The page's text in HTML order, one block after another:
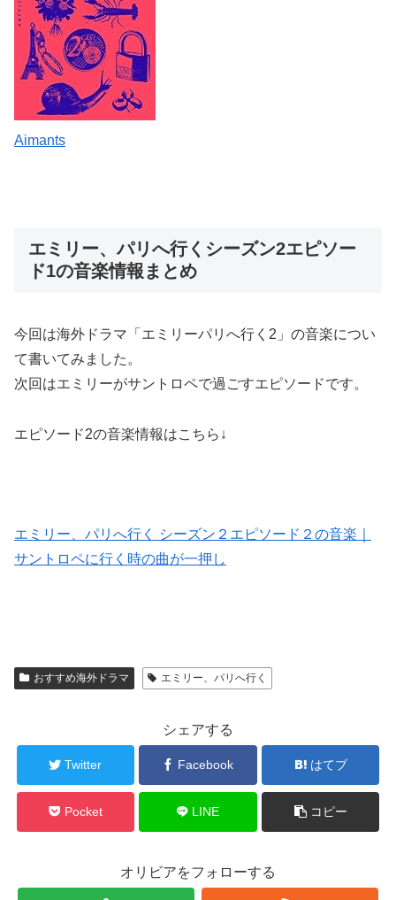
Aimants
エミリー、パリへ行くシーズン2エピソー
ド1の音楽情報まとめ
今回は海外ドラマ「エミリーパリへ行く2」の音楽につい
て書いてみました。
次回はエミリーがサントロペで過ごすエピソードです。
エピソード2の音楽情報はこちら↓
エミリー、パリへ行く シーズン２エピソード２の音楽｜
サントロペに行く時の曲が一押し
おすすめ海外ドラマ エミリー、パリへ行く
シェアする
Twitter Facebook はてブ
Pocket LINE コピー
オリビアをフォローする